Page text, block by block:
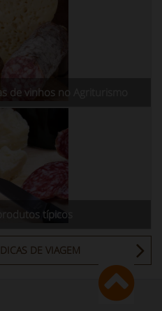
de vinhos no Agriturismo
típicos
DE VIAGEM